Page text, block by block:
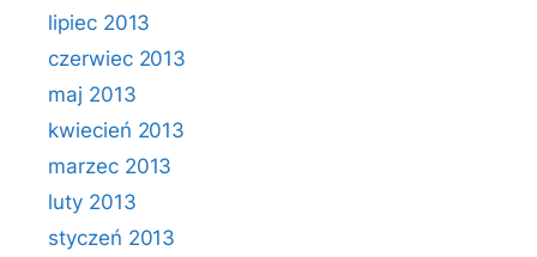
lipiec 2013
czerwiec 2013
maj 2013
kwiecień 2013
marzec 2013
luty 2013
styczeń 2013